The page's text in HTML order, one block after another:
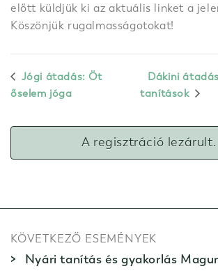
előtt küldjük ki az aktuális linket a
Köszönjük rugalmasságotokat!
Jógi átadás: Öt
őselem jóga
Dákini
tanítások
A regisztráció lezárult.
KÖVETKEZŐ ESEMÉNYEK
Nyári tanítás és gyakorlás